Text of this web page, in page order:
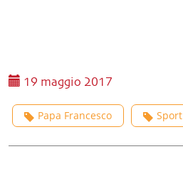
19 maggio 2017
Papa Francesco Sport